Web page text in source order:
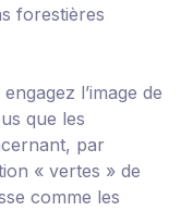
forestières
l’image de
que les
par
« vertes » de
comme les